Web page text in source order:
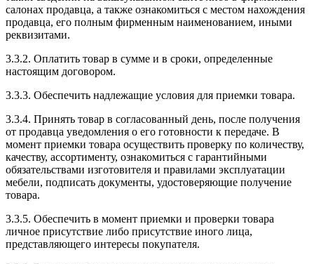
салонах продавца, а также ознакомиться с местом нахождения
продавца, его полным фирменным наименованием, иными
реквизитами.
3.3.2. Оплатить товар в сумме и в сроки, определенные
настоящим договором.
3.3.3. Обеспечить надлежащие условия для приемки товара.
3.3.4. Принять товар в согласованный день, после получения
от продавца уведомления о его готовности к передаче. В
момент приемки товара осуществить проверку по количеству,
качеству, ассортименту, ознакомиться с гарантийными
обязательствами изготовителя и правилами эксплуатации
мебели, подписать документы, удостоверяющие получение
товара.
3.3.5. Обеспечить в момент приемки и проверки товара
личное присутствие либо присутствие иного лица,
представляющего интересы покупателя.